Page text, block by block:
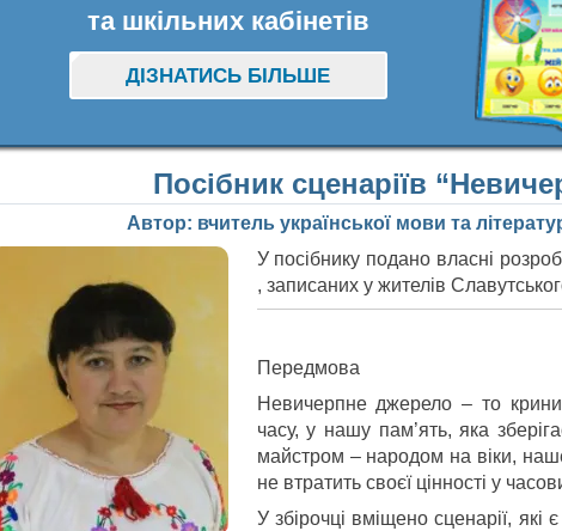
та шкільних кабінетів
ДІЗНАТИСЬ БІЛЬШЕ
Посібник сценаріїв
Автор: вчитель української мови та
У посібнику подано власні
, записаних у жителів
Передмова
Невичерпне джерело – то
часу, у нашу пам’ять, яка
майстром – народом на віки,
не втратить своєї цінності у
У збірочці вміщено сценарії, які